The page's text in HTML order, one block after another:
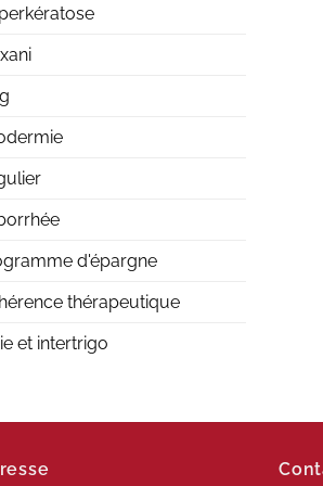
d'épargne
thérapeutique
et intertrigo